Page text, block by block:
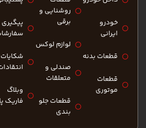
خودرو
ایرانی
قطعات بدنه
قطعات
موتوری
روشنایی و
برقی
لوازم لوکس
صندلی و
متعلقات
قطعات جلو
بندی
پیگیری
وبلاگ
فاریک